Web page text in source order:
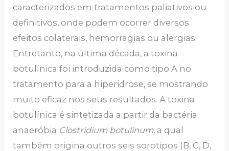
caracterizados em tratamentos paliativos ou
definitivos, onde podem ocorrer diversos
efeitos colaterais, hemorragias ou alergias.
Entretanto, na última década, a toxina
botulínica foi introduzida como tipo A no
tratamento para a hiperidrose, se mostrando
muito eficaz nos seus resultados. A toxina
botulínica é sintetizada a partir da bactéria
anaeróbia Clostridium botulinum, a qual
também origina outros seis sorotipos (B, C, D,